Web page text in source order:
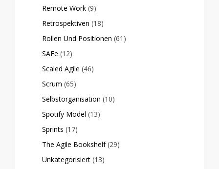
Remote Work (9)
Retrospektiven (18)
Rollen Und Positionen (61)
SAFe (12)
Scaled Agile (46)
Scrum (65)
Selbstorganisation (10)
Spotify Model (13)
Sprints (17)
The Agile Bookshelf (29)
Unkategorisiert (13)